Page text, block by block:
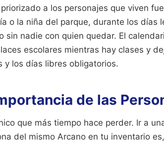
a los personajes que viven
o la niña del parque, durante los días
sin nadie con quien quedar. El
escolares mientras hay clases y
y los días libres obligatorios.
de las
que más tiempo hace perder. Ir a
del mismo Arcano en tu inventario